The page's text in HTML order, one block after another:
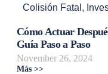
Colisión Fatal ,
Cómo Actuar
Guía Paso a Paso
November 26, 2024
Más >>